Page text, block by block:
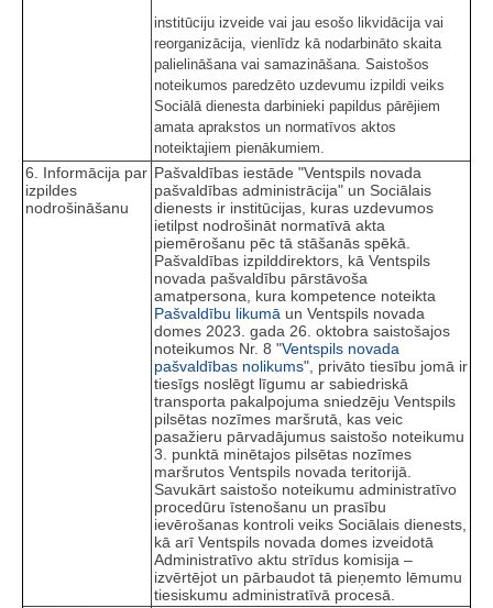
institūciju izveide vai jau esošo likvidācija vai
reorganizācija, vienlīdz kā nodarbināto skaita
palielināšana vai samazināšana. Saistošos
noteikumos paredzēto uzdevumu izpildi veiks
Sociālā dienesta darbinieki papildus pārējiem
amata aprakstos un normatīvos aktos
noteiktajiem pienākumiem.
6. Informācija par
izpildes
nodrošināšanu
Pašvaldības iestāde "Ventspils novada
pašvaldības administrācija" un Sociālais
dienests ir institūcijas, kuras uzdevumos
ietilpst nodrošināt normatīvā akta
piemērošanu pēc tā stāšanās spēkā.
Pašvaldības izpilddirektors, kā Ventspils
novada pašvaldību pārstāvoša
amatpersona, kura kompetence noteikta
Pašvaldību likumā un Ventspils novada
domes 2023. gada 26. oktobra saistošajos
noteikumos Nr. 8 "Ventspils novada
pašvaldības nolikums", privāto tiesību jomā ir
tiesīgs noslēgt līgumu ar sabiedriskā
transporta pakalpojuma sniedzēju Ventspils
pilsētas nozīmes maršrutā, kas veic
pasažieru pārvadājumus saistošo noteikumu
3. punktā minētajos pilsētas nozīmes
maršrutos Ventspils novada teritorijā.
Savukārt saistošo noteikumu administratīvo
procedūru īstenošanu un prasību
ievērošanas kontroli veiks Sociālais dienests,
kā arī Ventspils novada domes izveidotā
Administratīvo aktu strīdus komisija –
izvērtējot un pārbaudot tā pieņemto lēmumu
tiesiskumu administratīvā procesā.